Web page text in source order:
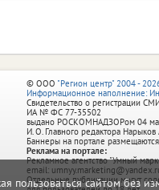
сайтом без
© ООО "Регион центр" 2004 -
Информационное наполнение:
Свидетельство о регистрации
ИА № ФС 77‑35502
выдано РОСКОМНАДЗОРом 04
И. О. Главного редактора Нарыков
Баннеры на портале размещаются
Реклама на портале:
Рекламное агентство "Умный
email:
Отдельные публикации могут